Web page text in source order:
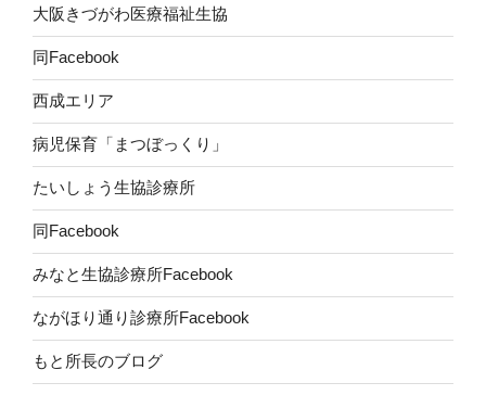
大阪きづがわ医療福祉生協
同Facebook
西成エリア
病児保育「まつぼっくり」
たいしょう生協診療所
同Facebook
みなと生協診療所Facebook
ながほり通り診療所Facebook
もと所長のブログ